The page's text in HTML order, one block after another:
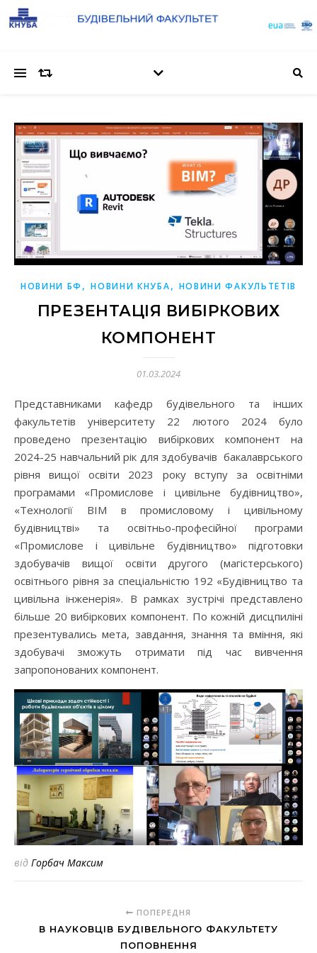
НОВИНИ БФ ,НОВИНИ КНУБА, НОВИНИ ФАКУЛЬТЕТІВ
ПРЕЗЕНТАЦІЯ ВИБІРКОВИХ
КОМПОНЕНТ
01.03.2024
Представниками кафедр будівельного та інших
факультетів університету 22 лютого 2024 було
проведено презентацію вибіркових компонент на
2024-25 навчальний рік для здобувачів бакалаврського
рівня вищої освіти 2023 року вступу за освітніми
програмами «Промислове і цивільне будівництво»,
«Технології ВІМ в промисловому і цивільному
будівництві» та освітньо-професійної програми
«Промислове і цивільне будівництво» підготовки
здобувачів вищої освіти другого (магістерського)
освітнього рівня за спеціальністю 192 «Будівництво та
цивільна інженерія». В рамках зустрічі представлено
більше 20 вибіркових компонент. По кожній дисцпиліні
презентувались мета, завдання, знання та вміння, які
здобувачі зможуть отримати під час вивчення
запропонованих компонент.
від Горбач Максим
ПОПЕРЕДНЯ
В НАУКОВЦІВ БУДІВЕЛЬНОГО ФАКУЛЬТЕТУ
ПОПОВНЕННЯ